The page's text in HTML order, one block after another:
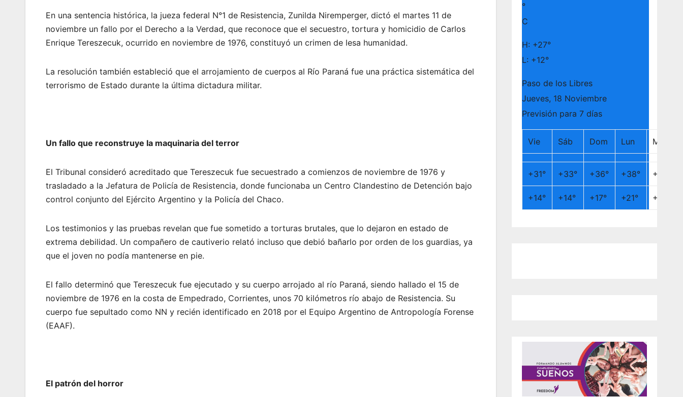
En una sentencia histórica, la jueza federal N°1 de Resistencia, Zunilda Niremperger, dictó el martes 11 de
noviembre un fallo por el Derecho a la Verdad, que reconoce que el secuestro, tortura y homicidio de Carlos
Enrique Tereszecuk, ocurrido en noviembre de 1976, constituyó un crimen de lesa humanidad.
La resolución también estableció que el arrojamiento de cuerpos al Río Paraná fue una práctica sistemática del
terrorismo de Estado durante la última dictadura militar.
Un fallo que reconstruye la maquinaria del terror
El Tribunal consideró acreditado que Tereszecuk fue secuestrado a comienzos de noviembre de 1976 y
trasladado a la Jefatura de Policía de Resistencia, donde funcionaba un Centro Clandestino de Detención bajo
control conjunto del Ejército Argentino y la Policía del Chaco.
Los testimonios y las pruebas revelan que fue sometido a torturas brutales, que lo dejaron en estado de
extrema debilidad. Un compañero de cautiverio relató incluso que debió bañarlo por orden de los guardias, ya
que el joven no podía mantenerse en pie.
El fallo determinó que Tereszecuk fue ejecutado y su cuerpo arrojado al río Paraná, siendo hallado el 15 de
noviembre de 1976 en la costa de Empedrado, Corrientes, unos 70 kilómetros río abajo de Resistencia. Su
cuerpo fue sepultado como NN y recién identificado en 2018 por el Equipo Argentino de Antropología Forense
(EAAF).
El patrón del horror
°
C
H: +27°
L: +12°
Paso de los Libres
Jueves, 18 Noviembre
Previsión para 7 días
Vie Sáb Dom Lun Mar
+31° +33° +36° +38° +
+14° +14° +17° +21° +